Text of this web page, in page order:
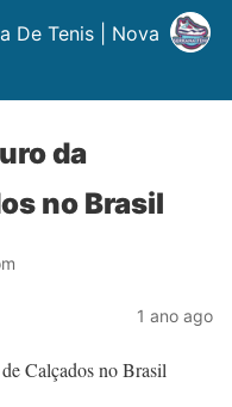
De Tenis | Nova
da
no Brasil
1 ano ago
Calçados no Brasil